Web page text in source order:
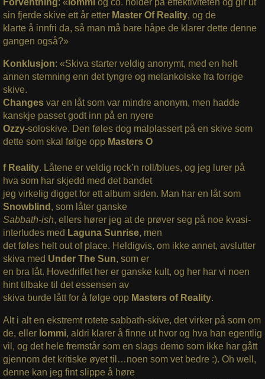
sin fjerde skive ett år etter Master Of Reality, og de
klarte å innfri da, så man må bare håpe de klarer dette denne
gangen også?»
Konklusjon: «Skiva starter veldig anonymt, med en helt
annen stemning enn det tyngre og melankolske fra forrige
skive.
Changes var en låt som var mindre anonym, men hadde
kanskje passet godt inn på en nyere
Ozzy-soloskive. Den føles dog malplassert på en skive som
dette som skal følge opp Masters O
f Reality. Låtene er veldig rock’n roll/blues, og jeg lurer på
hva som har skjedd med det bandet
jeg virkelig digget for ett album siden. Man har en låt som
Snowblind , som låter ganske
Sabbath-ish, ellers hører jeg at de prøver seg på noe kvasi-
interludes med Laguna Sunrise, men
det føles helt out of place. Heldigvis, om ikke annet, avslutter
skiva med Under The Sun, som er
en bra låt. Hovedriffet her er ganske kult, og her har vi noen
hint tilbake til det essensen av
skiva burde lått for å følge opp Masters of Reality.
Alt i alt en ekstremt rotete sabbath-skive, det virker på som om
de, eller Iommi, aldri klarer å finne ut hvor og hva han egentlig
vil, og det hele fremstår som en slags demo som ikke har gått
gjennom det kritiske øyet til…noen som vet bedre :). Oh well,
denne kan jeg fint slippe å høre